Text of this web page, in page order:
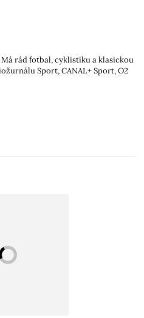
Má rád fotbal, cyklistiku a klasickou
Sport, CANAL+ Sport, O2